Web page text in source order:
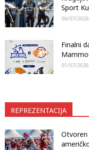
Sport
06/07/2026
Finalni
01/07/2026
REPREZENTACIJA
Otvoren